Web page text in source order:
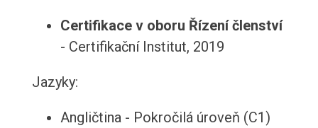
Certifikace v oboru Řízení členství
- Certifikační Institut, 2019
Jazyky:
Angličtina - Pokročilá úroveň (C1)